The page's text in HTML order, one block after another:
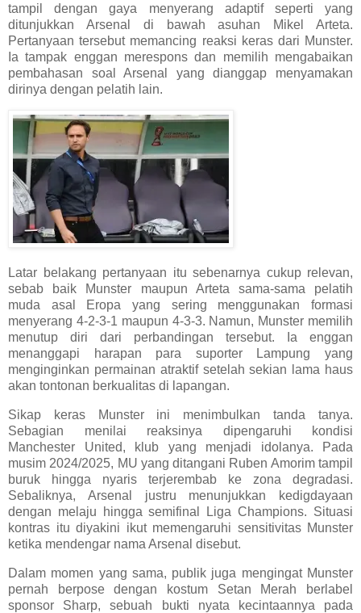
tampil dengan gaya menyerang adaptif seperti yang
ditunjukkan Arsenal di bawah asuhan Mikel Arteta.
Pertanyaan tersebut memancing reaksi keras dari Munster.
Ia tampak enggan merespons dan memilih mengabaikan
pembahasan soal Arsenal yang dianggap menyamakan
dirinya dengan pelatih lain.
Latar belakang pertanyaan itu sebenarnya cukup relevan,
sebab baik Munster maupun Arteta sama-sama pelatih
muda asal Eropa yang sering menggunakan formasi
menyerang 4-2-3-1 maupun 4-3-3. Namun, Munster memilih
menutup diri dari perbandingan tersebut. Ia enggan
menanggapi harapan para suporter Lampung yang
menginginkan permainan atraktif setelah sekian lama haus
akan tontonan berkualitas di lapangan.
Sikap keras Munster ini menimbulkan tanda tanya.
Sebagian menilai reaksinya dipengaruhi kondisi
Manchester United, klub yang menjadi idolanya. Pada
musim 2024/2025, MU yang ditangani Ruben Amorim tampil
buruk hingga nyaris terjerembab ke zona degradasi.
Sebaliknya, Arsenal justru menunjukkan kedigdayaan
dengan melaju hingga semifinal Liga Champions. Situasi
kontras itu diyakini ikut memengaruhi sensitivitas Munster
ketika mendengar nama Arsenal disebut.
Dalam momen yang sama, publik juga mengingat Munster
pernah berpose dengan kostum Setan Merah berlabel
sponsor Sharp, sebuah bukti nyata kecintaannya pada